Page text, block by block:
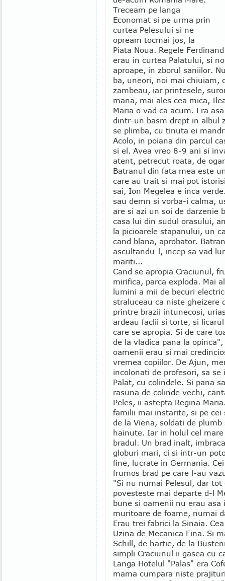
Treceam pe langa
Economat si pe urma prin
curtea Pelesului si ne
opream tocmai jos, la
Piata Noua. Regele
erau in curtea Palatului, si
aproape, in zborul saniilor.
ba, uneori, noi mai chiuiam,
zambeau, iar printesele,
mana, mai ales cea mica,
Maria o vad ca acum. Era
dintr-un basm drept in albul
se plimba, cu tinuta ei
Acolo, in poiana din parcul
si el. Avea vreo 8-9 ani si
atent, petrecut roata, de
Batranul din fata mea este
care au trait si mai pot
sai, Ion Megelea e inca
sau demn si vorba-i calma,
are si azi un soi de darzenie
casa lui din sudul orasului,
la picioarele stapanului, un
cand blana, aprobator.
ascultandu-l, incep sa vad
mariti...
Cand se apropia Craciunul,
mirifica, parca exploda. Mai
lumini a mii de becuri
straluceau ca niste gheizere
printre brazii intunecosi,
ardeau faclii si torte, si
care se apropia. Si de care
de la vladica pana la
oamenii erau si mai
vremea copiilor. De Ajun,
incolonati de profesori, sa
Palat, cu colindele. Si pana
rasuna de colinde vechi,
Peles, ii astepta Regina
familii mai instarite, si pe
de la Viena, soldati de
hainute. Iar in holul cel
bradul. Un brad inalt,
globuri mari, ci si intr-un
fine, lucrate in Germania.
frumos brad pe care l-au
"Si nu numai Pelesul, dar
povesteste mai departe d-l
bune si oamenii nu erau
muritoare de foame, numai
Erau trei fabrici la Sinaia.
Uzina de Mecanica Fina. Si
Schill, de hartie, de la
simpli Craciunul ii gasea cu
Langa Hotelul "Palas" era
mama cumpara niste